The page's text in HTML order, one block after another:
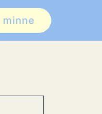
minne